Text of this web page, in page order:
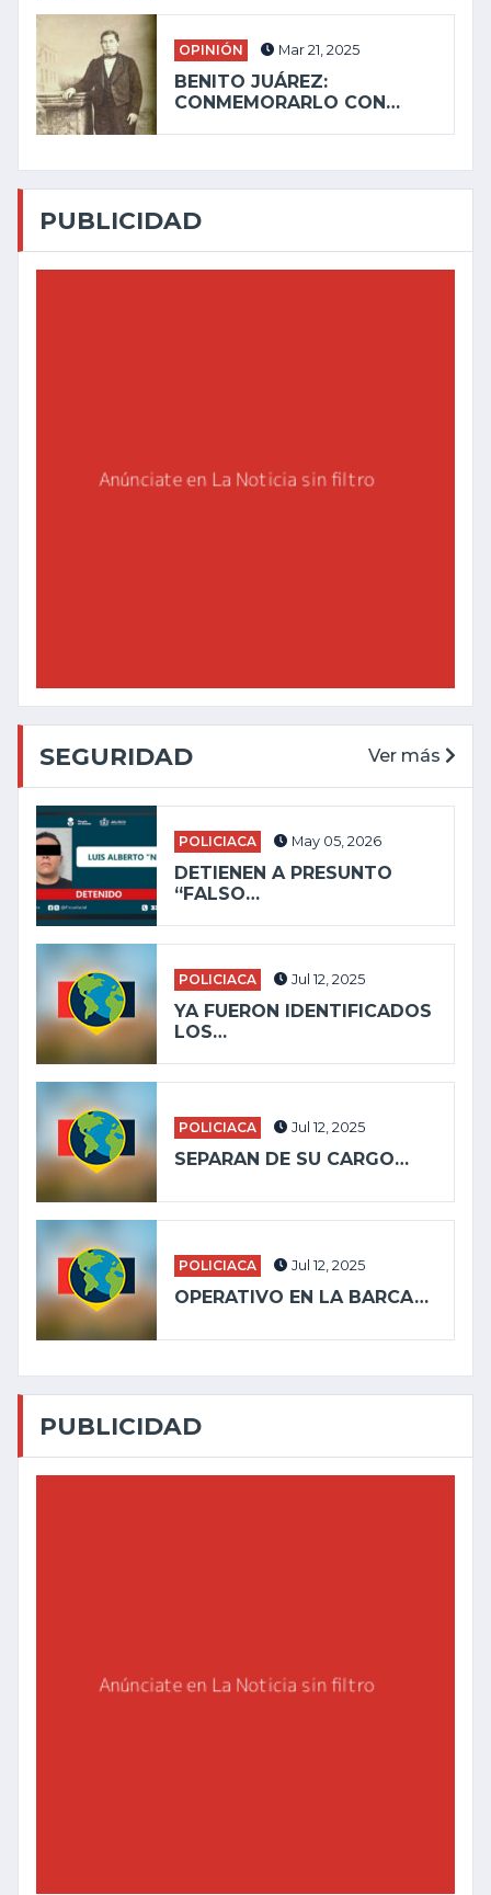
OPINIÓN Mar 21, 2025
BENITO JUÁREZ:
CONMEMORARLO CON…
PUBLICIDAD
SEGURIDAD Ver más
POLICIACA May 05, 2026
DETIENEN A PRESUNTO
“FALSO…
POLICIACA Jul 12, 2025
YA FUERON IDENTIFICADOS
LOS…
POLICIACA Jul 12, 2025
SEPARAN DE SU CARGO…
POLICIACA Jul 12, 2025
OPERATIVO EN LA BARCA…
PUBLICIDAD